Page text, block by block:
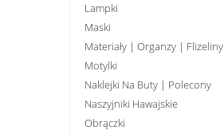
Lampki
Maski
Materiały | Organzy | Flizeliny
Motylki
Naklejki Na Buty | Polecony
Naszyjniki Hawajskie
Obrączki